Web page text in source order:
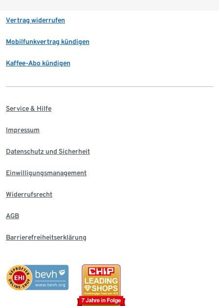
Vertrag widerrufen
Mobilfunkvertrag kündigen
Kaffee-Abo kündigen
Service & Hilfe
Impressum
Datenschutz und Sicherheit
Einwilligungsmanagement
Widerrufsrecht
AGB
Barrierefreiheitserklärung